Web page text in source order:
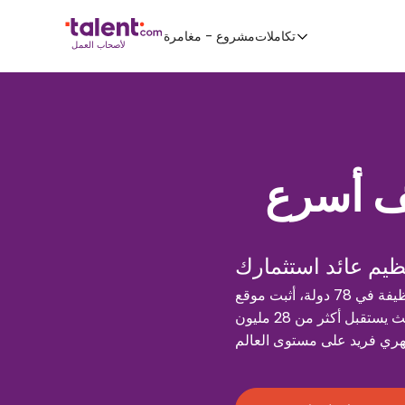
لأصحاب العمل مشروع - مغامرةتكاملات
أسرع
عائد استثمارك
مع توفر أكثر من 35 مليون وظيفة في 78 دولة، أثبت موقع Talent.com نفسه كواحد من أكبر
منصات البحث عن الوظائف والتوظيف في جميع أنحاء العالم، حيث يستقبل أكثر من 28 مليون